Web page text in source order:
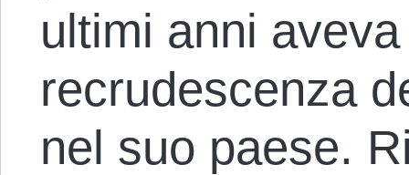
ultimi anni
recrudescenza
nel suo paese.